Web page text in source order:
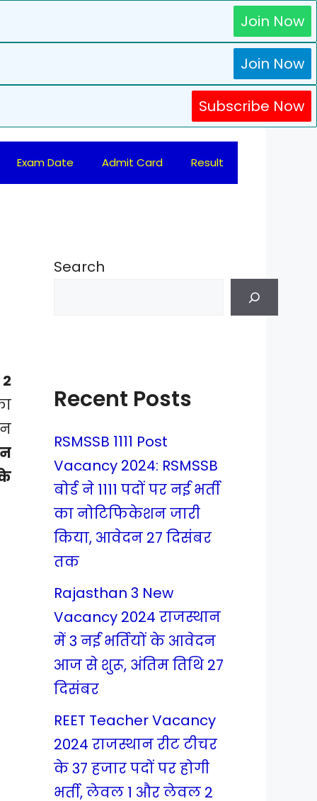
Join Now
Join Now
Subscribe Now
Exam Date Admit Card Result
Search
Recent Posts
RSMSSB 1111 Post
Vacancy 2024: RSMSSB
बोर्ड ने 1111 पदों पर नई भर्ती
का नोटिफिकेशन जारी
किया, आवेदन 27 दिसंबर
तक
Rajasthan 3 New
Vacancy 2024 राजस्थान
में 3 नई भर्तियों के आवेदन
आज से शुरू, अंतिम तिथि 27
दिसंबर
REET Teacher Vacancy
2024 राजस्थान रीट टीचर
के 37 हजार पदों पर होगी
भर्ती, लेवल 1 और लेवल 2